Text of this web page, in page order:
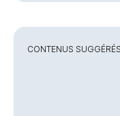
CONTENUS SUGGÉRÉS